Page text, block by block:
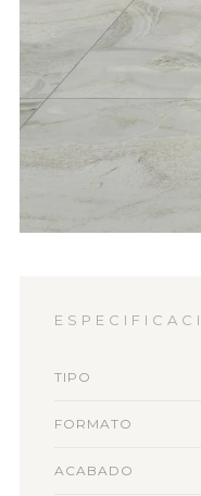
TIPO
FORMATO
ACABADO